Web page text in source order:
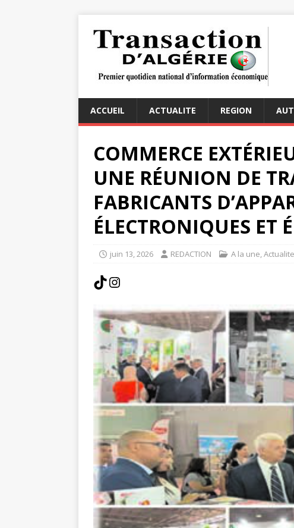
ACCUEIL ACTUALITE REGION
COMMERCE
UNE RÉUNION DE
FABRICANTS
ÉLECTRONIQUES ET
juin 13, 2026 REDACTION A la une,Actualite